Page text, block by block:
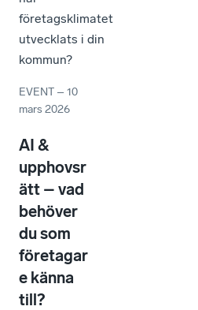
företagsklimatet
utvecklats i din
kommun?
EVENT –10
mars 2026
AI &
upphovsr
ätt – vad
behöver
du som
företagar
e känna
till?